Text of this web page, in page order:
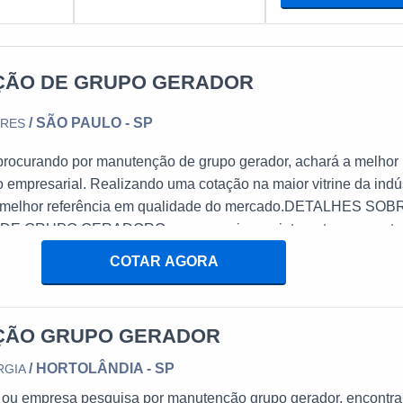
DE GRUPO GERADOR
/ SÃO PAULO - SP
por manutenção de grupo gerador, achará a melhor
empresarial. Realizando uma cotação na maior vitrine da
referência em qualidade do mercado.DETALHES
GRUPO GERADORQuem pesquisa na internet por
tenha produtos e serviços com ótima qualidade e excelente
que ficam de fora no planejamento de empresas
COTAR AGORA
GRUPO GERADOR
/ HORTOLÂNDIA - SP
empresa pesquisa por manutenção grupo gerador,